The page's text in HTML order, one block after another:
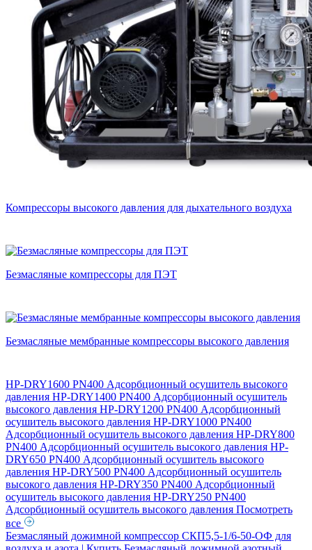
Компрессоры высокого давления для дыхательного воздуха
Безмасляные компрессоры для ПЭТ
Безмасляные мембранные компрессоры высокого давления
HP-DRY1600 PN400 Адсорбционный осушитель высокого
давления HP-DRY1400 PN400 Адсорбционный осушитель
высокого давления HP-DRY1200 PN400 Адсорбционный
осушитель высокого давления HP-DRY1000 PN400
Адсорбционный осушитель высокого давления HP-DRY800
PN400 Адсорбционный осушитель высокого давления HP-
DRY650 PN400 Адсорбционный осушитель высокого
давления HP-DRY500 PN400 Адсорбционный осушитель
высокого давления HP-DRY350 PN400 Адсорбционный
осушитель высокого давления HP-DRY250 PN400
Адсорбционный осушитель высокого давления Посмотреть
все
Безмасляный дожимной компрессор СКП5,5-1/6-50-ОФ для